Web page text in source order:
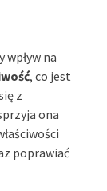
na
, co jest
z
ona
poprawiać